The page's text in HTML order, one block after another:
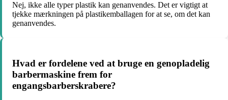
Nej, ikke alle typer plastik kan genanvendes. Det er vigtigt at
tjekke mærkningen på plastikemballagen for at se, om det kan
genanvendes.
Hvad er fordelene ved at bruge en genopladelig
barbermaskine frem for
engangsbarberskrabere?